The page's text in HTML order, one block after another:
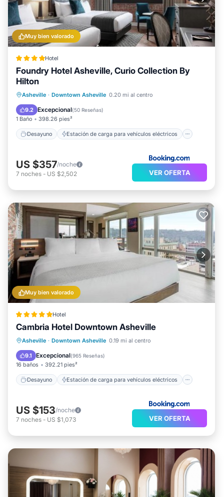
Muy bien valorado
Hotel
Foundry Hotel Asheville, Curio Collection By
Hilton
Asheville · Downtown Asheville 0.20 mi al centro
9.2 Excepcional(50 Reseñas)
1 Baño 398.26 pies²
Desayuno Estación de carga para vehículos eléctricos
Estación de carga para vehículos eléctricos
Aparcamiento
US $357/noche
7 noches - US $2,502 VER OFERTA
Muy bien valorado
Hotel
Cambria Hotel Downtown Asheville
Asheville · Downtown Asheville 0.19 mi al centro
9.1 Excepcional(965 Reseñas)
16 baños 392.21 pies²
Desayuno Estación de carga para vehículos eléctricos
Desayuno
Estación de carga para vehículos eléctricos
Aparcamiento
US $153/noche
7 noches - US $1,073 VER OFERTA